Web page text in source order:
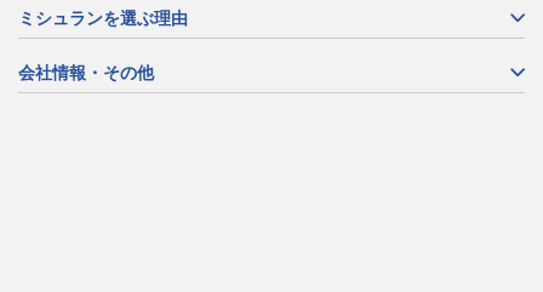
ミシュランを選ぶ理由
会社情報・その他